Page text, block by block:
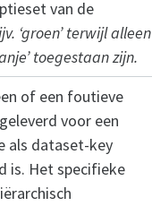
van de
‘groen’ terwijl alleen
toegestaan zijn.
of een foutieve
voor een
als dataset-key
is. Het specifieke